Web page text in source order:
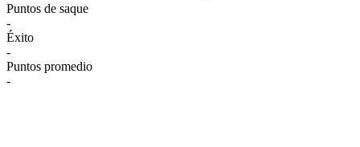
Puntos de saque
-
Éxito
-
Puntos promedio
-